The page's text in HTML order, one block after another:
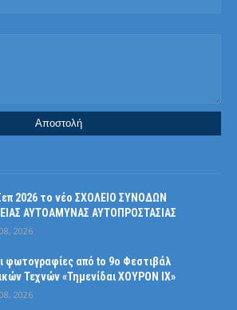
2026 το νέο ΣΧΟΛΕΙΟ ΣΥΝΟΔΩΝ
ΑΥΤΟΑΜΥΝΑΣ ΑΥΤΟΠΡΟΣΤΑΣΙΑΣ
2026
φωτογραφίες από tο 9ο Φεστιβάλ
Τεχνών «Τημενίδαι ΧΟΥΡΟΝ ΙΧ»
2026